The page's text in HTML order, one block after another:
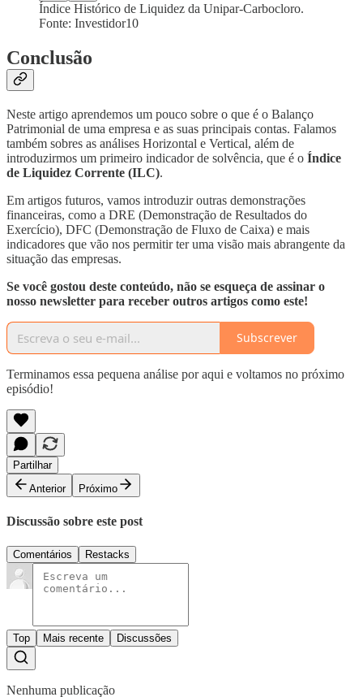
Índice Histórico de Liquidez da Unipar-Carbocloro.
Fonte: Investidor10
Conclusão
Neste artigo aprendemos um pouco sobre o que é o Balanço
Patrimonial de uma empresa e as suas principais contas. Falamos
também sobres as análises Horizontal e Vertical, além de
introduzirmos um primeiro indicador de solvência, que é o Índice
de Liquidez Corrente (ILC).
Em artigos futuros, vamos introduzir outras demonstrações
financeiras, como a DRE (Demonstração de Resultados do
Exercício), DFC (Demonstração de Fluxo de Caixa) e mais
indicadores que vão nos permitir ter uma visão mais abrangente da
situação das empresas.
Se você gostou deste conteúdo, não se esqueça de assinar o
nosso newsletter para receber outros artigos como este!
Subscrever
Terminamos essa pequena análise por aqui e voltamos no próximo
episódio!
Partilhar
Anterior
Próximo
Discussão sobre este post
Comentários Restacks
Top Mais recente Discussões
Nenhuma publicação